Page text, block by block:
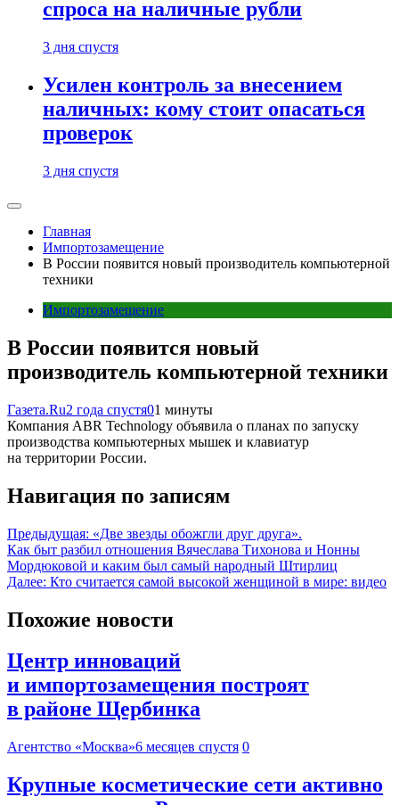
спроса на наличные рубли
3 дня спустя
Усилен контроль за внесением
наличных: кому стоит опасаться
проверок
3 дня спустя
Главная
Импортозамещение
В России появится новый производитель компьютерной
техники
Импортозамещение
В России появится новый
производитель компьютерной техники
Газета.Ru2 года спустя01 минуты
Компания ABR Technology объявила о планах по запуску
производства компьютерных мышек и клавиатур
на территории России.
Навигация по записям
Предыдущая: «Две звезды обожгли друг друга».
Как быт разбил отношения Вячеслава Тихонова и Нонны
Мордюковой и каким был самый народный Штирлиц
Далее: Кто считается самой высокой женщиной в мире: видео
Похожие новости
Центр инноваций
и импортозамещения построят
в районе Щербинка
Агентство «Москва»6 месяцев спустя 0
Крупные косметические сети активно